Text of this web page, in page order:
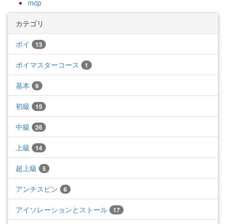
mcp
カテゴリ
ポイ 13
ポイマスターコース 1
基本 9
初級 15
中級 26
上級 14
超上級 5
アンチスピン 6
アイソレーションとストール 17